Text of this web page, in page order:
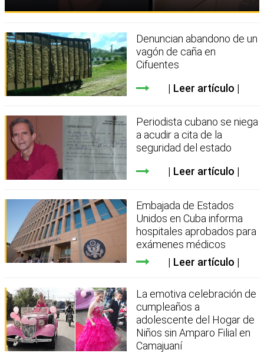
Denuncian abandono de un
vagón de caña en
Cifuentes
Leer artículo
Periodista cubano se niega
a acudir a cita de la
seguridad del estado
Leer artículo
Embajada de Estados
Unidos en Cuba informa
hospitales aprobados para
exámenes médicos
Leer artículo
La emotiva celebración de
cumpleaños a
adolescente del Hogar de
Niños sin Amparo Filial en
Camajuaní